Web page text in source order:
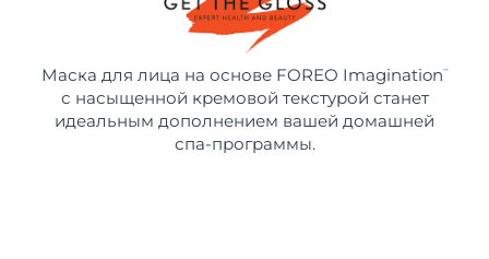
Маска для лица на основе FOREO Imagination ™
с насыщенной кремовой текстурой станет
идеальным дополнением вашей домашней
спа-программы.